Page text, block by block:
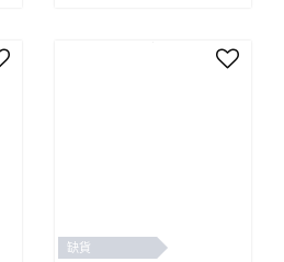
缺貨